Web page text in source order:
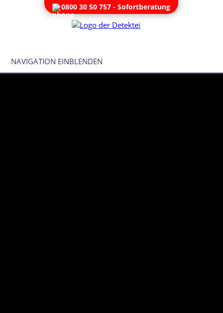
NAVIGATION EINBLENDEN
0800 30 50 757 - Sofortberatung